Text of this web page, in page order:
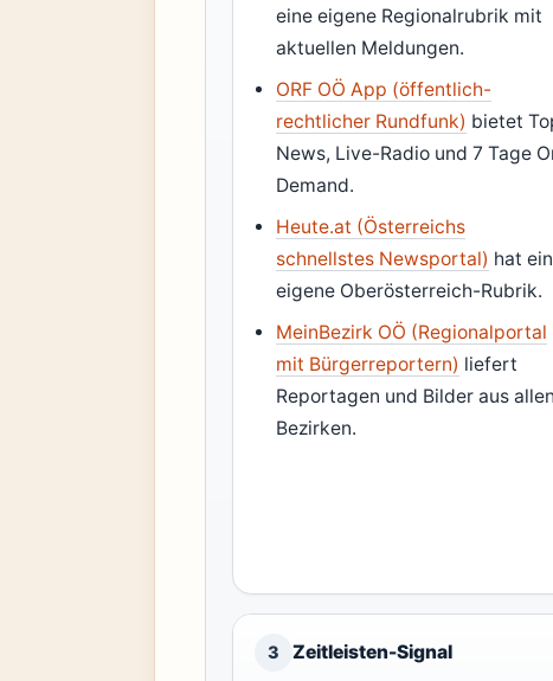
eine eigene Regionalrubrik mit
aktuellen Meldungen.
ORF OÖ App (öffentlich-
rechtlicher Rundfunk) bietet
News, Live-Radio und 7 Tage
Demand.
Heute.at (Österreichs
schnellstes Newsportal) hat
eigene Oberösterreich-Rubrik.
MeinBezirk OÖ (Regionalportal
mit Bürgerreportern) liefert
Reportagen und Bilder aus allen
Bezirken.
3 Zeitleisten-Signal